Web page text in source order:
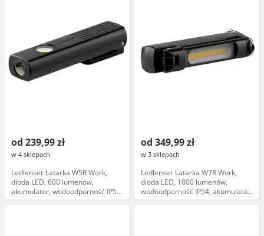
od 239,99 zł
w 4 sklepach
Ledlenser Latarka W5R Work,
dioda LED, 600 lumenów,
akumulator, wodoodporność IP54,
ergonomiczny uchwyt,
od 349,99 zł
w 3 sklepach
Ledlenser Latarka W7R Work,
dioda LED, 1000 lumenów,
wodoodporność IP54, akumulator
litowo-jonowy, funkcja zoom,